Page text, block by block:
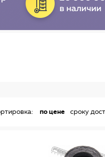
по цене сроку